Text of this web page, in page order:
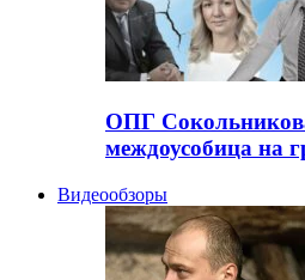
ОПГ
междоусобица на
Видеообзоры